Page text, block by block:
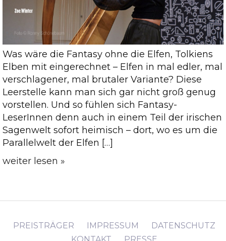
Was wäre die Fantasy ohne die Elfen, Tolkiens
Elben mit eingerechnet – Elfen in mal edler, mal
verschlagener, mal brutaler Variante? Diese
Leerstelle kann man sich gar nicht groß genug
vorstellen. Und so fühlen sich Fantasy-
LeserInnen denn auch in einem Teil der irischen
Sagenwelt sofort heimisch – dort, wo es um die
Parallelwelt der Elfen […]
weiter lesen »
PREISTRÄGER IMPRESSUM
DATENSCHUTZ
KONTAKT
PRESSE